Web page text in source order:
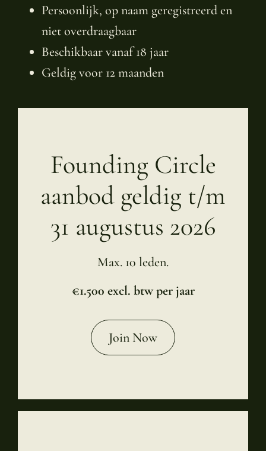
Persoonlijk, op naam geregistreerd en
niet overdraagbaar
Beschikbaar vanaf 18 jaar
Geldig voor 12 maanden
Founding Circle
aanbod geldig t/m
31 augustus 2026
Max. 10 leden.
€1.500 excl. btw per jaar
Join Now